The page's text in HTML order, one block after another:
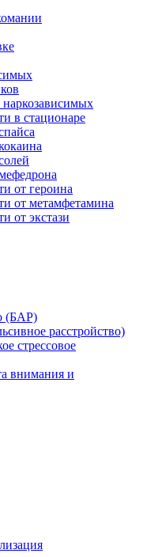
в стационаре
от героина
от метамфетамина
от экстази
(БАР)
расстройство)
стрессовое
внимания и